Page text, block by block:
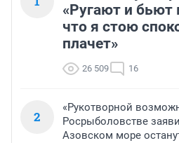
«Ругают и бьют
что я стою
плачет»
26 509 16
2
«Рукотворной
Росрыболовстве
Азовском море